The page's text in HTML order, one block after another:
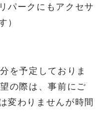
パークにもアクセサ
）
を予定しておりま
の際は、事前にご
変わりませんが時間